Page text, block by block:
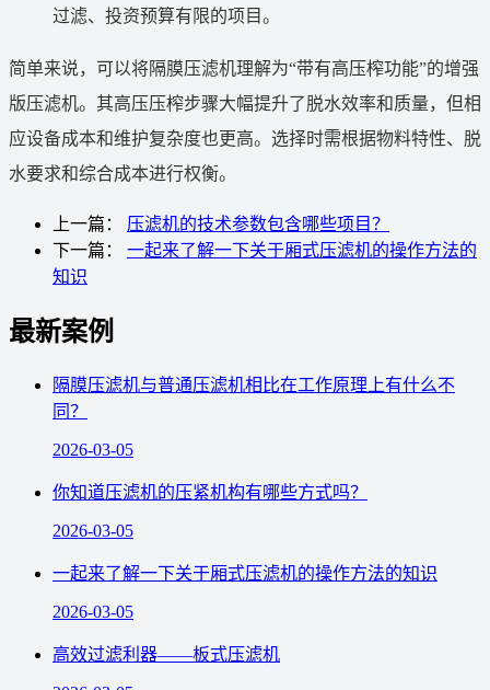
过滤、投资预算有限的项目。
简单来说，可以将隔膜压滤机理解为“带有高压榨功能”的增强
版压滤机。其高压压榨步骤大幅提升了脱水效率和质量，但相
应设备成本和维护复杂度也更高。选择时需根据物料特性、脱
水要求和综合成本进行权衡。
上一篇： 压滤机的技术参数包含哪些项目？
下一篇： 一起来了解一下关于厢式压滤机的操作方法的
知识
最新案例
隔膜压滤机与普通压滤机相比在工作原理上有什么不
同？
2026-03-05
你知道压滤机的压紧机构有哪些方式吗？
2026-03-05
一起来了解一下关于厢式压滤机的操作方法的知识
2026-03-05
高效过滤利器——板式压滤机